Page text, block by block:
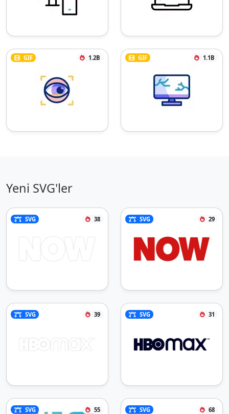
GIF 1.2B GIF 1.1B
Yeni SVG'ler
SVG 38 SVG 29
SVG 39 SVG 31
SVG 55 SVG 68